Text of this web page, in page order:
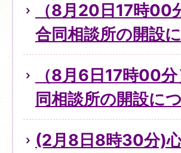
（8月20日17時00
合同相談所の開設
（8月6日17時00
同相談所の開設に
(2月8日8時30分)